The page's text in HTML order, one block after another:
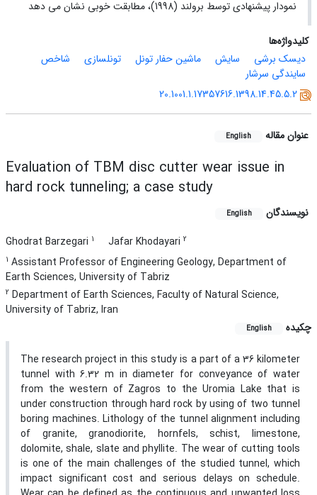
نمودار پیشنهادی توسط برولند (1998)، مطابقت خوبی نشان می دهد
کلیدواژه‌ها
دیسک برشی
سایش ماشین حفار تونل تونلسازی
شاخص
سایندگی سرشار
20.1001.1.17357616.1398.14.45.5.2
عنوان مقاله English
Evaluation of TBM disc cutter wear issue in
hard rock tunneling; a case study
نویسندگان English
Ghodrat Barzegari 1 Jafar Khodayari 2
1 Assistant Professor of Engineering Geology, Department of
Earth Sciences, University of Tabriz
2 Department of Earth Sciences, Faculty of Natural Science,
University of Tabriz, Iran
چکیده
English
The research project in this study is a part of a 36 kilometer
tunnel with 6.32 m in diameter for conveyance of water
from the western of Zagros to the Uromia Lake that is
under construction through hard rock by using of two tunnel
boring machines. Lithology of the tunnel alignment including
of granite, granodiorite, hornfels, schist, limestone,
dolomite, shale, slate and phyllite. The wear of cutting tools
is one of the main challenges of the studied tunnel, which
impact significant cost and serious delays on schedule.